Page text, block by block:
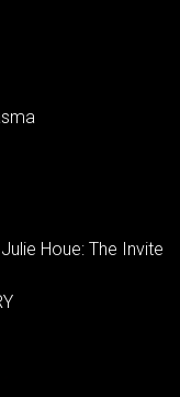
Houe: The Invite